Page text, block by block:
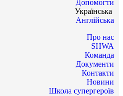
Допомогти
Українська
Англійська
Про нас
SHWA
Команда
Документи
Контакти
Новини
Школа супергероїв